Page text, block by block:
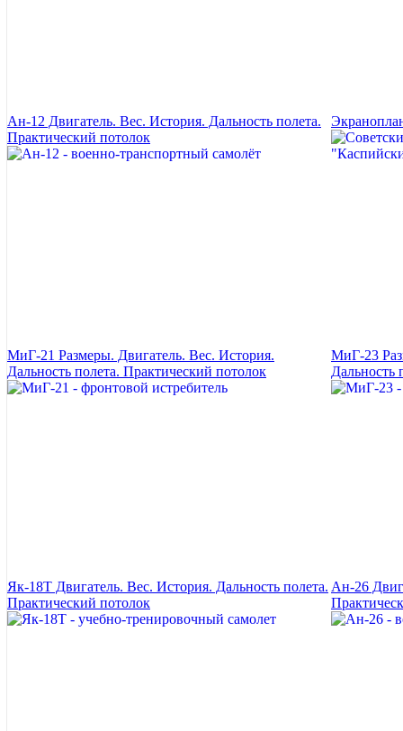
Ан-12 Двигатель. Вес. История. Дальность полета.
Практический потолок
МиГ-21 Размеры. Двигатель. Вес. История.
Дальность полета. Практический потолок
МиГ-23
Дальность
Як-18Т Двигатель. Вес. История. Дальность полета.
Практический потолок
Ан-26